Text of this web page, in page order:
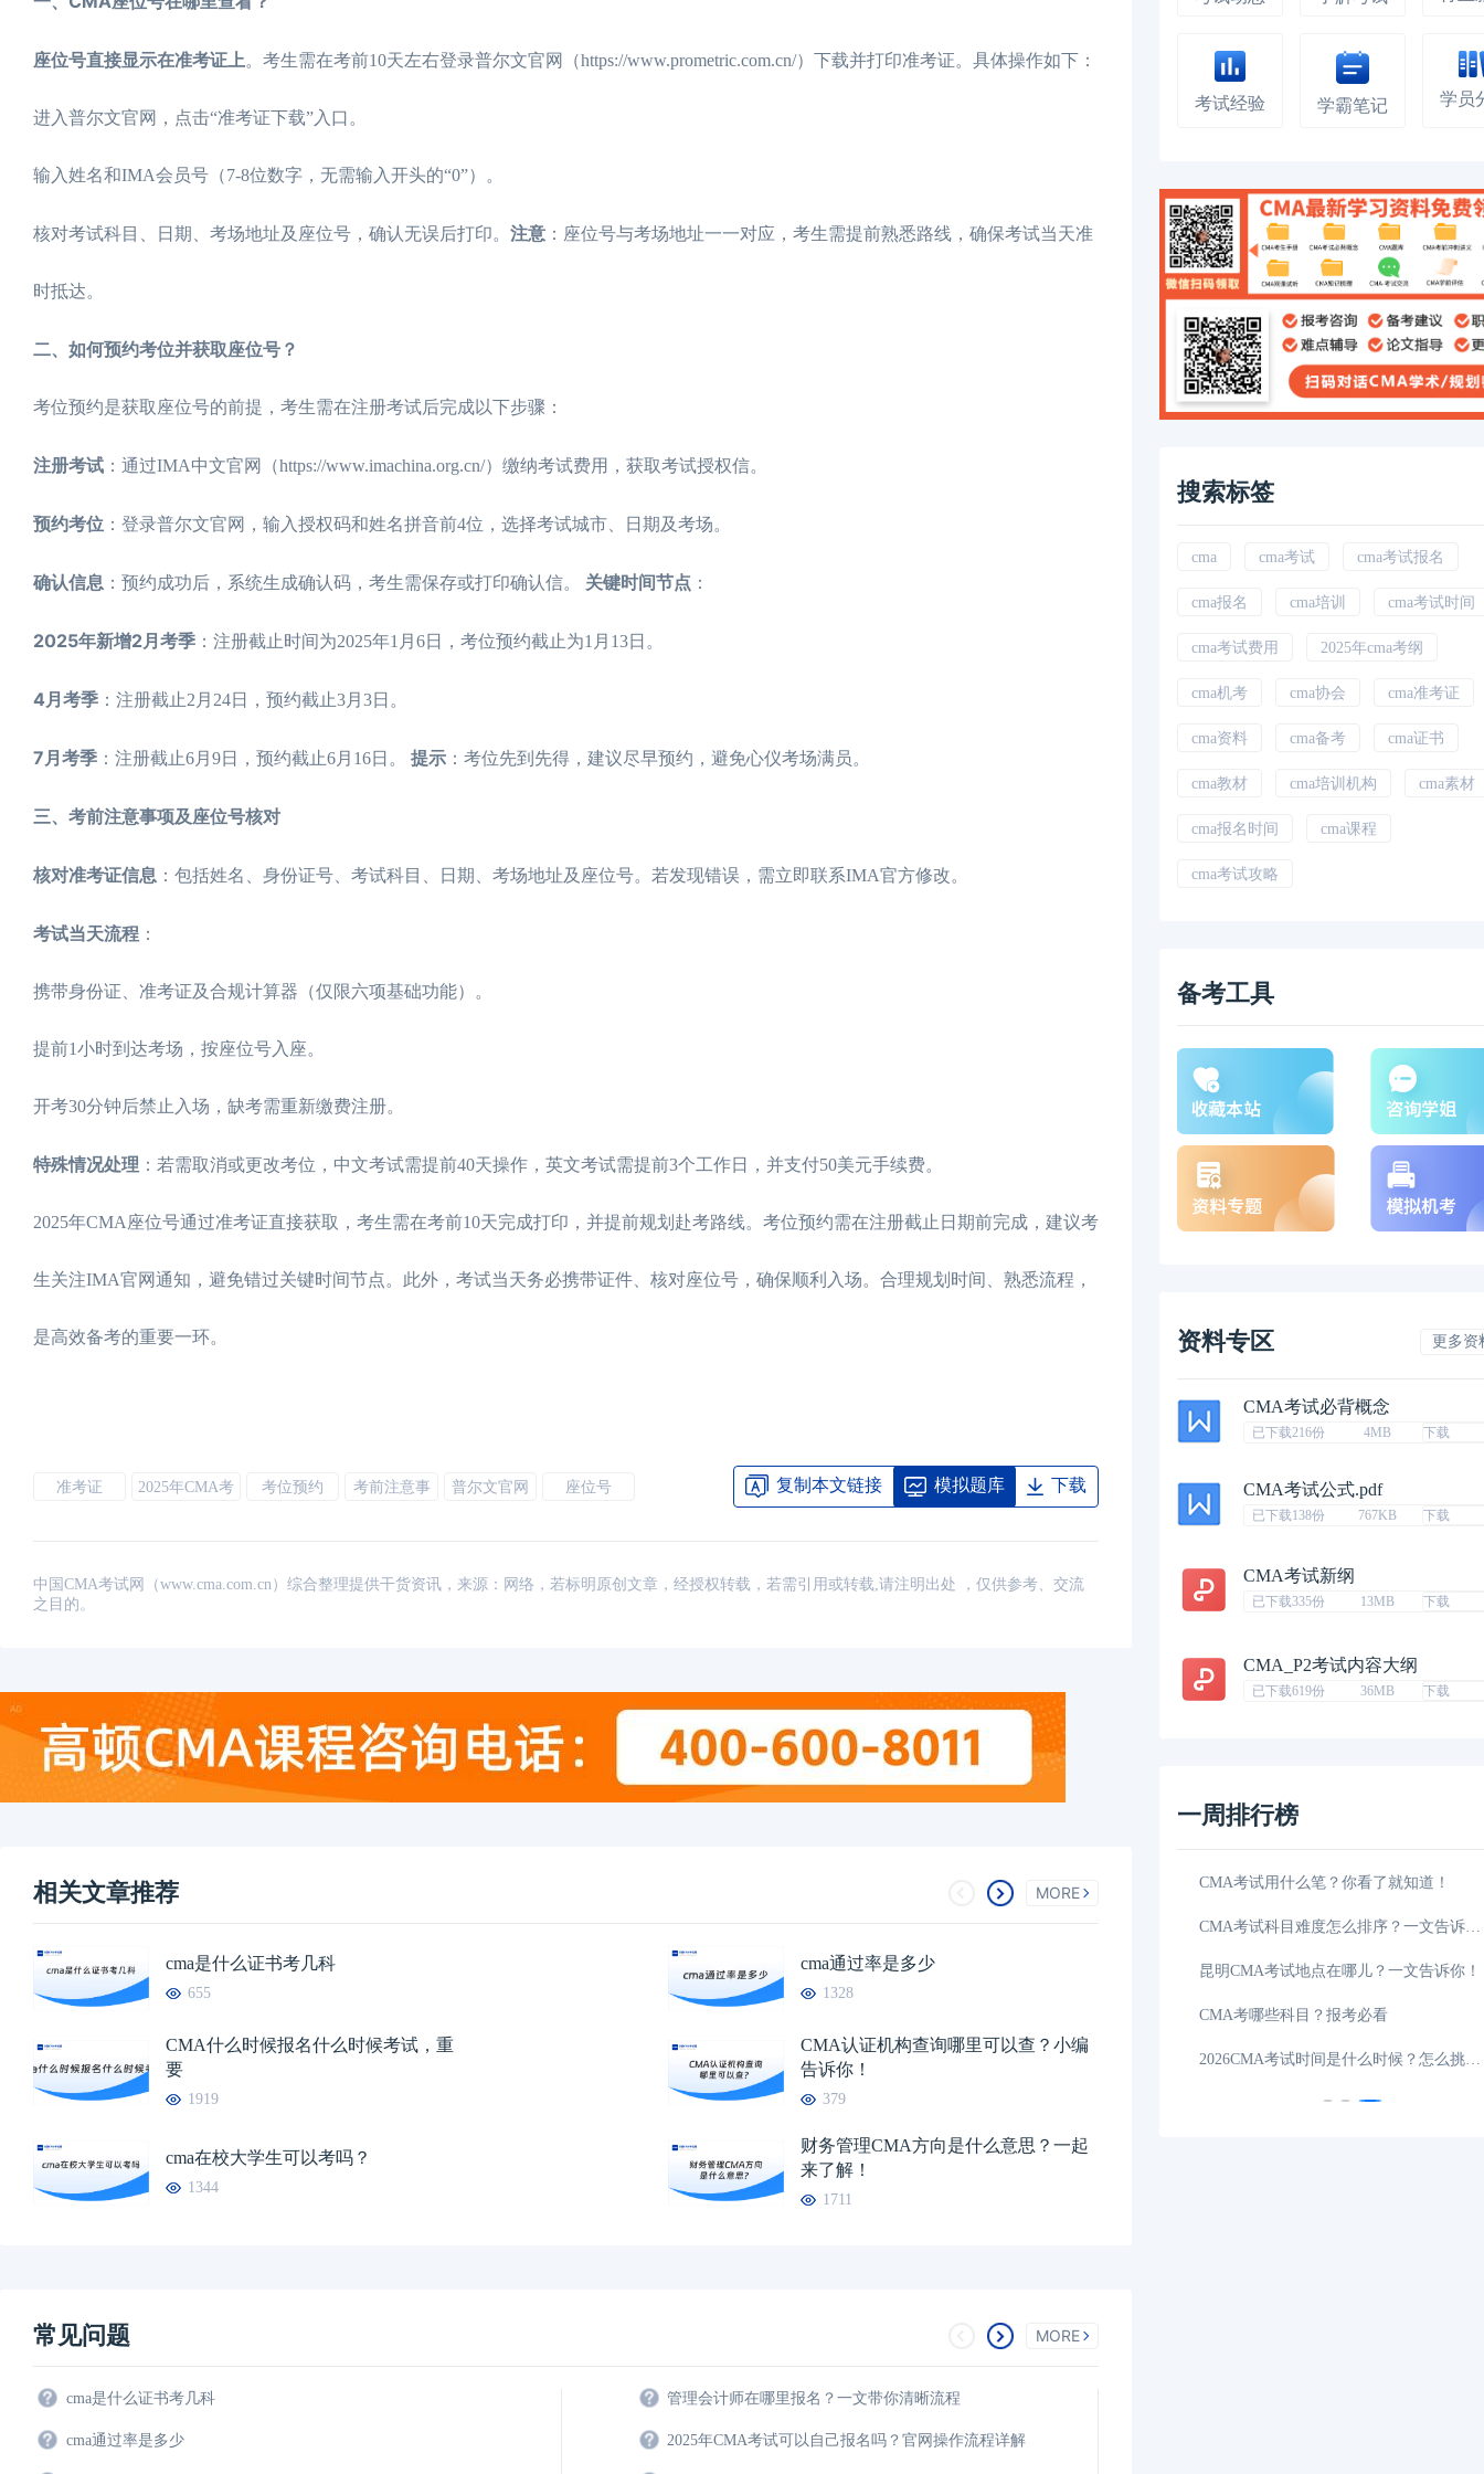
座位号直接显示在准考证上。考生需在考前10天左右登录普尔文官网（https://www.prometric.com.cn/）下载并打印准考证。具体操作如下：
进入普尔文官网，点击“准考证下载”入口。
输入姓名和IMA会员号（7-8位数字，无需输入开头的“0”）。
核对考试科目、日期、考场地址及座位号，确认无误后打印。 注意 ：座位号与考场地址一一对应，考生需提前熟悉路线，确保考试当天准
时抵达。
二、如何预约考位并获取座位号？
考位预约是获取座位号的前提，考生需在注册考试后完成以下步骤：
注册考试 ：通过IMA中文官网（https://www.imachina.org.cn/）缴纳考试费用，获取考试授权信。
预约考位 ：登录普尔文官网，输入授权码和姓名拼音前4位，选择考试城市、日期及考场。
确认信息 ：预约成功后，系统生成确认码，考生需保存或打印确认信。 关键时间节点 ：
2025年新增2月考季 ：注册截止时间为2025年1月6日，考位预约截止为1月13日。
4月考季 ：注册截止2月24日，预约截止3月3日。
7月考季 ：注册截止6月9日，预约截止6月16日。 提示 ：考位先到先得，建议尽早预约，避免心仪考场满员。
三、考前注意事项及座位号核对
核对准考证信息 ：包括姓名、身份证号、考试科目、日期、考场地址及座位号。若发现错误，需立即联系IMA官方修改。
考试当天流程 ：
携带身份证、准考证及合规计算器（仅限六项基础功能）。
提前1小时到达考场，按座位号入座。
开考30分钟后禁止入场，缺考需重新缴费注册。
特殊情况处理 ：若需取消或更改考位，中文考试需提前40天操作，英文考试需提前3个工作日，并支付50美元手续费。
2025年CMA座位号通过准考证直接获取，考生需在考前10天完成打印，并提前规划赴考路线。考位预约需在注册截止日期前完成，建议考
生关注IMA官网通知，避免错过关键时间节点。此外，考试当天务必携带证件、核对座位号，确保顺利入场。合理规划时间、熟悉流程，
是高效备考的重要一环。
准考证
2025年CMA考
考位预约
考前注意事
普尔文官网 座位号 复制本文链接 模拟题库 下载
中国CMA考试网（www.cma.com.cn）综合整理提供干货资讯，来源：网络，若标明原创文章，经授权转载，若需引用或转载,请注明出处 ，仅供参考、交流
之目的。
相关文章推荐 MORE
cma是什么证书考几科
655
cma通过率是多少
1328
CMA什么时候报名什么时候考试，重
要
1919
CMA认证机构查询哪里可以查？小编
告诉你！
379
cma在校大学生可以考吗？
1344
财务管理CMA方向是什么意思？一起
来了解！
1711
常见问题 MORE
cma是什么证书考几科
cma通过率是多少
管理会计师在哪里报名？一文带你清晰流程
2025年CMA考试可以自己报名吗？官网操作流程详解
考试经验 学霸笔记 学员
搜索标签
cma cma考试 cma考试报名
cma报名 cma培训 cma考试时间
cma考试费用 2025年cma考纲
cma机考 cma协会 cma准考证
cma资料 cma备考 cma证书
cma教材 cma培训机构 cma素材
cma报名时间 cma课程
cma考试攻略
备考工具
资料专区 更多资
CMA考试必背概念
已下载216份 4MB 下载
CMA考试公式.pdf
已下载138份 767KB 下载
CMA考试新纲
已下载335份 13MB 下载
CMA_P2考试内容大纲
已下载619份 36MB 下载
一周排行榜
2026年CMA考试题型和分数构成是怎 04-24
04-24
2026年cma考试费用多少钱？
CMA考试用什么笔？你看了就知道！
CMA考试科目难度怎么排序？一文告诉你！
昆明CMA考试地点在哪儿？一文告诉你！
CMA考哪些科目？报考必看
2026CMA考试时间是什么时候？怎么挑选机构？